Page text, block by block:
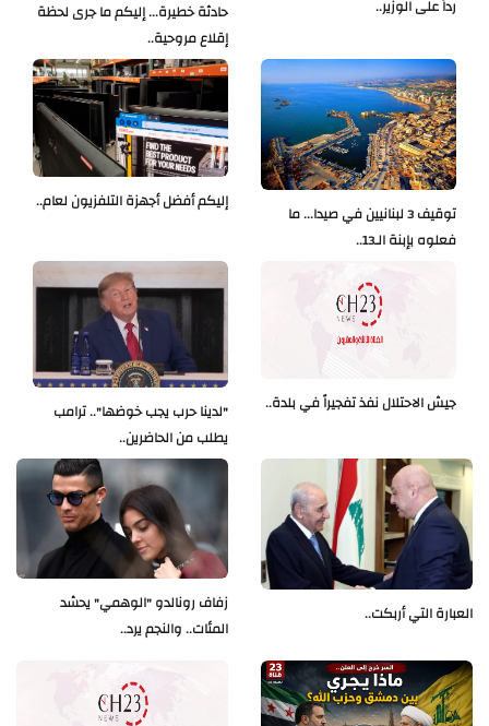
حادثة خطيرة... إليكم ما جرى لحظة
إقلاع مروحية..
رداً على الوزير..
إليكم أفضل أجهزة التلفزيون لعام..
توقيف 3 لبنانيين في صيدا... ما
فعلوه بإبنة الـ13..
"لدينا حرب يجب خوضها".. ترامب
يطلب من الحاضرين..
جيش الاحتلال نفذ تفجيراً في بلدة..
زفاف رونالدو "الوهمي" يحشد
المئات.. والنجم يرد..
العبارة التي أربكت..